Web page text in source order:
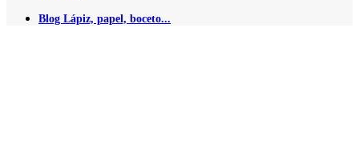
Blog Lápiz, papel, boceto...